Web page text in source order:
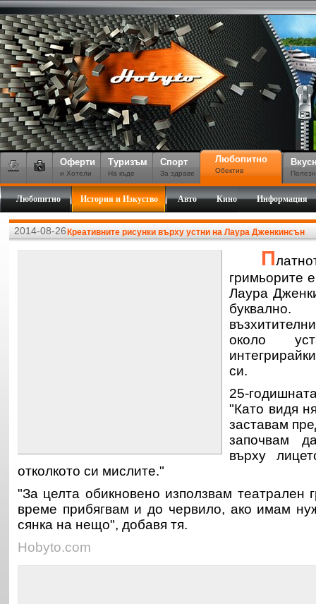
Оферти
и Хотели
Туризъм
На къде
Спорт
За здраве
Любопитно
Обектив
Любопитно История и Изкуство Авто Кино Информация
2014-08-26 Креативните рисунки върху устни на Лаура Дженкинсън
П
гримьорите
Лаура
буквално.
около
си.
25-
"Като видя
заставам
започвам
върху
отколкото си мислите."
"За целта обикновено използвам театрален
време прибягвам и до червило, ако имам
сянка на нещо", добавя тя.
Hobyto.com